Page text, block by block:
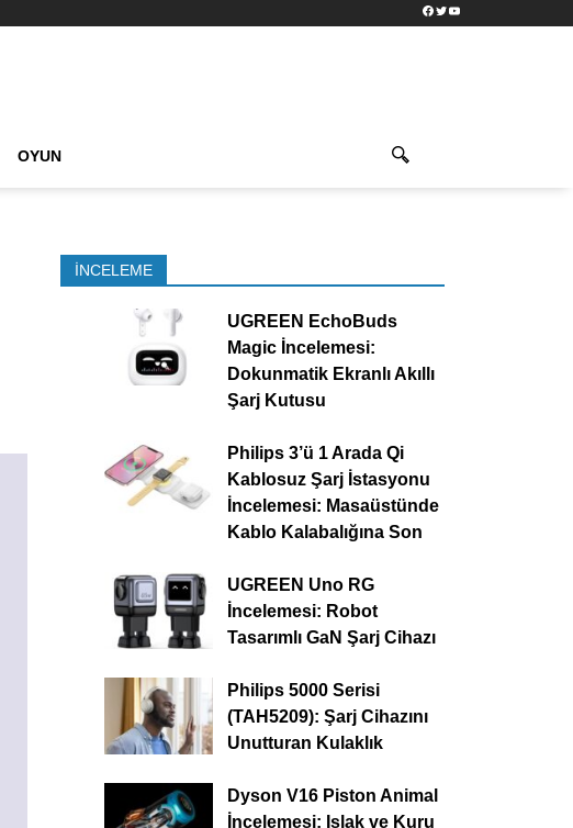
Facebook
TwitterYouTube
OYUN
İNCELEME
UGREEN EchoBuds
Magic İncelemesi:
Dokunmatik Ekranlı Akıllı
Şarj Kutusu
Philips 3’ü 1 Arada Qi
Kablosuz Şarj İstasyonu
İncelemesi: Masaüstünde
Kablo Kalabalığına Son
UGREEN Uno RG
İncelemesi: Robot
Tasarımlı GaN Şarj Cihazı
Philips 5000 Serisi
(TAH5209): Şarj Cihazını
Unutturan Kulaklık
Dyson V16 Piston Animal
İncelemesi: Islak ve Kuru